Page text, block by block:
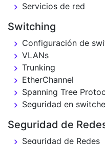
Servicios de red
Switching
Configuración de
VLANs
Trunking
EtherChannel
Spanning Tree
Seguridad en
Seguridad de
Seguridad de Redes